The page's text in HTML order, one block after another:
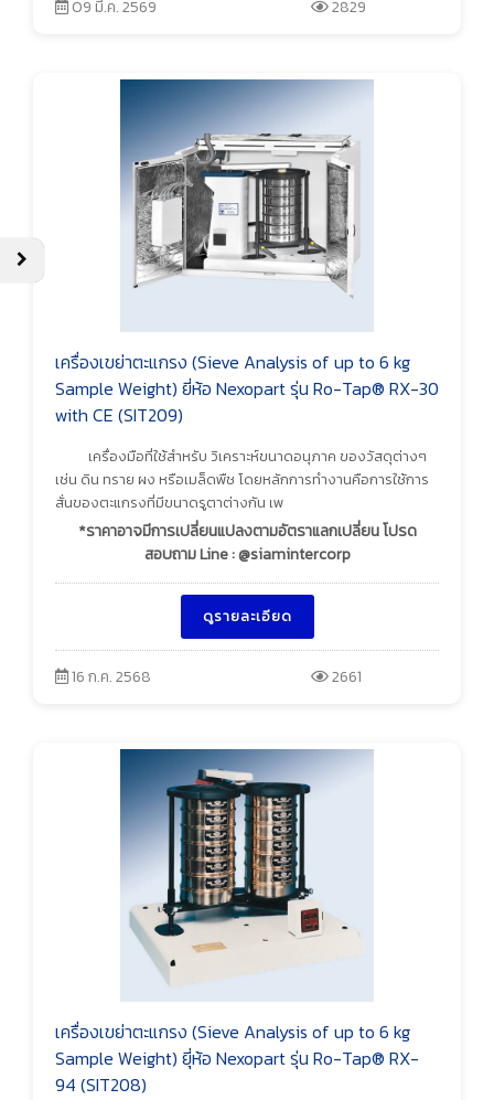
09 มี.ค. 2569 2829
เครื่องเขย่าตะแกรง (Sieve Analysis of up to 6 kg
Sample Weight) ยี่ห้อ Nexopart รุ่น Ro-Tap® RX-30
with CE (SIT209)
เครื่องมือที่ใช้สำหรับ วิเคราะห์ขนาดอนุภาค ของวัสดุต่างๆ
เช่น ดิน ทราย ผง หรือเมล็ดพืช โดยหลักการทำงานคือการใช้การ
สั่นของตะแกรงที่มีขนาดรูตาต่างกัน เพ
*ราคาอาจมีการเปลี่ยนแปลงตามอัตราแลกเปลี่ยน โปรด
สอบถาม Line : @siamintercorp
ดูรายละเอียด
16 ก.ค. 2568 2661
เครื่องเขย่าตะแกรง (Sieve Analysis of up to 6 kg
Sample Weight) ยุี่ห้อ Nexopart รุ่น Ro-Tap® RX-
94 (SIT208)